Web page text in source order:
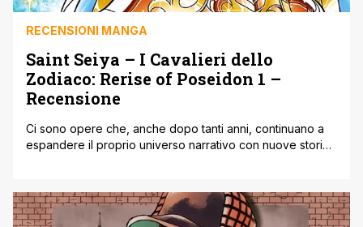
RECENSIONI MANGA
Saint Seiya – I Cavalieri dello
Zodiaco: Rerise of Poseidon 1 –
Recensione
Ci sono opere che, anche dopo tanti anni, continuano a
espandere il proprio universo narrativo con nuove storie
Masami Kurumada ha attraversato generazioni di lettori e
spettatori, e ancora oggi riesce a tornare con [']